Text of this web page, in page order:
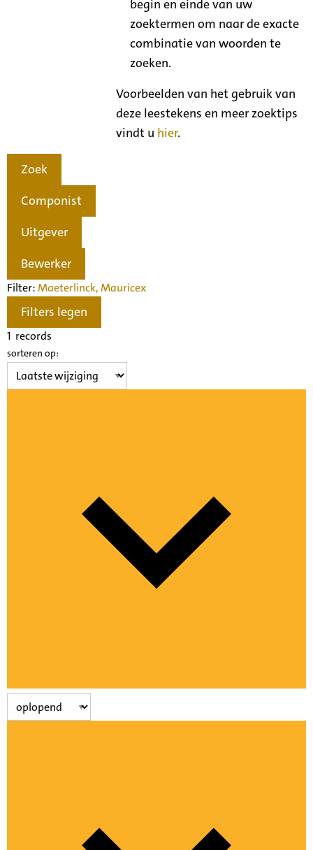
begin en einde van uw
zoektermen om naar de exacte
combinatie van woorden te
zoeken.
Voorbeelden van het gebruik van
deze leestekens en meer zoektips
vindt u hier.
Zoek
Componist
Uitgever
Bewerker
Filter:Maeterlinck, Mauricex
Filters legen
1 records
sorteren op: